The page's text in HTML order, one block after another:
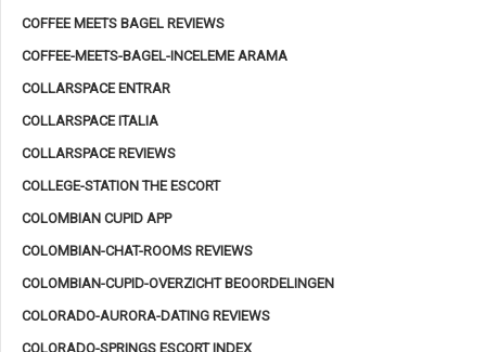
COFFEE MEETS BAGEL REVIEWS
COFFEE-MEETS-BAGEL-INCELEME ARAMA
COLLARSPACE ENTRAR
COLLARSPACE ITALIA
COLLARSPACE REVIEWS
COLLEGE-STATION THE ESCORT
COLOMBIAN CUPID APP
COLOMBIAN-CHAT-ROOMS REVIEWS
COLOMBIAN-CUPID-OVERZICHT BEOORDELINGEN
COLORADO-AURORA-DATING REVIEWS
COLORADO-SPRINGS ESCORT INDEX